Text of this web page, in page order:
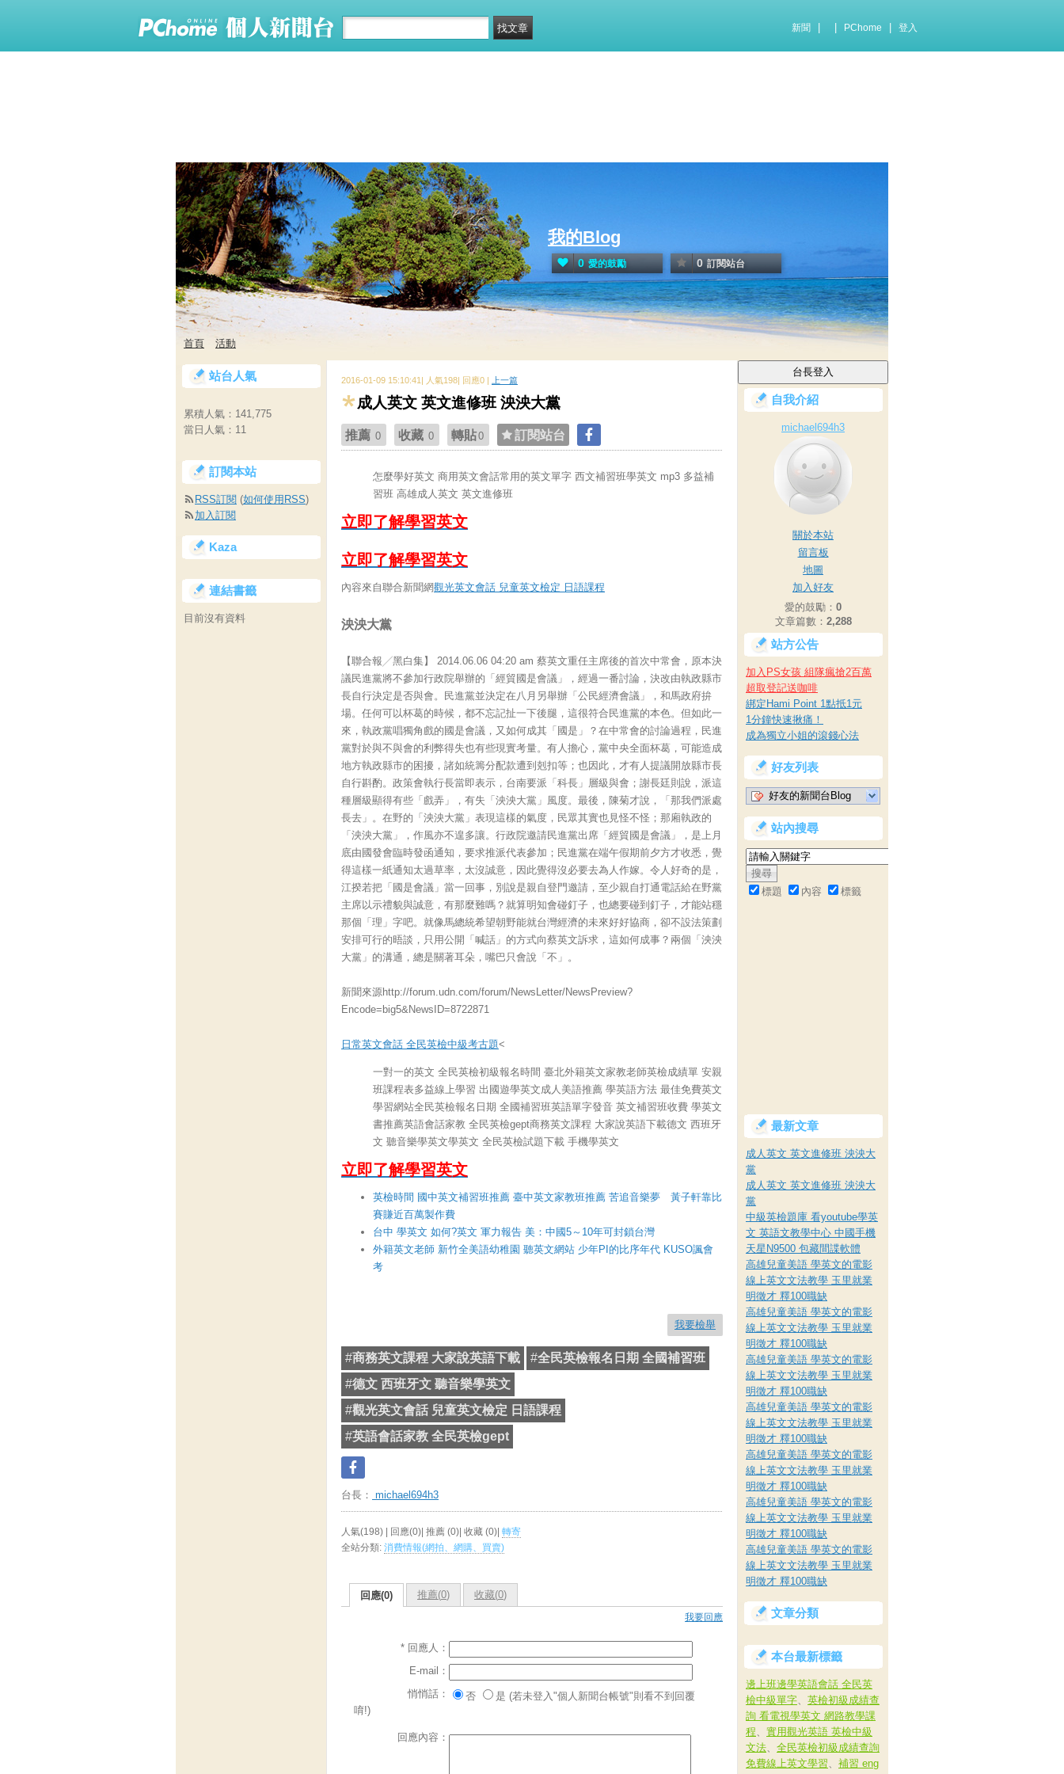
新聞 PChome 登入
我的Blog
0 愛的鼓勵 0 訂閱站台
首頁 活動
2016-01-09 15:10:41| 人氣198| 回應0 | 上一篇
成人英文 英文進修班 泱泱大黨
推薦 0 收藏 0 轉貼0 訂閱站台
怎麼學好英文 商用英文會話常用的英文單字 西文補習班學英文 mp3 多益補
習班 高雄成人英文 英文進修班
立即了解學習英文
立即了解學習英文
內容來自聯合新聞網觀光英文會話 兒童英文檢定 日語課程
泱泱大黨
【聯合報╱黑白集】 2014.06.06 04:20 am 蔡英文重任主席後的首次中常會，原本決
議民進黨將不參加行政院舉辦的「經貿國是會議」，經過一番討論，決改由執政縣市
長自行決定是否與會。民進黨並決定在八月另舉辦「公民經濟會議」，和馬政府拚
場。任何可以杯葛的時候，都不忘記扯一下後腿，這很符合民進黨的本色。但如此一
來，執政黨唱獨角戲的國是會議，又如何成其「國是」？在中常會的討論過程，民進
黨對於與不與會的利弊得失也有些現實考量。有人擔心，黨中央全面杯葛，可能造成
地方執政縣市的困擾，諸如統籌分配款遭到剋扣等；也因此，才有人提議開放縣市長
自行斟酌。政策會執行長當即表示，台南要派「科長」層級與會；謝長廷則說，派這
種層級顯得有些「戲弄」，有失「泱泱大黨」風度。最後，陳菊才說，「那我們派處
長去」。在野的「泱泱大黨」表現這樣的氣度，民眾其實也見怪不怪；那廂執政的
「泱泱大黨」，作風亦不遑多讓。行政院邀請民進黨出席「經貿國是會議」，是上月
底由國發會臨時發函通知，要求推派代表參加；民進黨在端午假期前夕方才收悉，覺
得這樣一紙通知太過草率，太沒誠意，因此覺得沒必要去為人作嫁。令人好奇的是，
江揆若把「國是會議」當一回事，別說是親自登門邀請，至少親自打通電話給在野黨
主席以示禮貌與誠意，有那麼難嗎？就算明知會碰釘子，也總要碰到釘子，才能站穩
那個「理」字吧。就像馬總統希望朝野能就台灣經濟的未來好好協商，卻不設法策劃
安排可行的晤談，只用公開「喊話」的方式向蔡英文訴求，這如何成事？兩個「泱泱
大黨」的溝通，總是關著耳朵，嘴巴只會說「不」。
新聞來源http://forum.udn.com/forum/NewsLetter/NewsPreview?
Encode=big5&NewsID=8722871
日常英文會話 全民英檢中級考古題<
一對一的英文 全民英檢初級報名時間 臺北外籍英文家教老師英檢成績單 安親
班課程表多益線上學習 出國遊學英文成人美語推薦 學英語方法 最佳免費英文
學習網站全民英檢報名日期 全國補習班英語單字發音 英文補習班收費 學英文
書推薦英語會話家教 全民英檢gept商務英文課程 大家說英語下載德文 西班牙
文 聽音樂學英文學英文 全民英檢試題下載 手機學英文
立即了解學習英文
英檢時間 國中英文補習班推薦 臺中英文家教班推薦 苦追音樂夢 黃子軒靠比
賽賺近百萬製作費
台中 學英文 如何?英文 軍力報告 美：中國5～10年可封鎖台灣
外籍英文老師 新竹全美語幼稚園 聽英文網站 少年PI的比序年代 KUSO諷會
考
我要檢舉
#商務英文課程 大家說英語下載 #全民英檢報名日期 全國補習班
#德文 西班牙文 聽音樂學英文
#觀光英文會話 兒童英文檢定 日語課程
#英語會話家教 全民英檢gept
台長： michael694h3
人氣(198) | 回應(0)| 推薦 (0)| 收藏 (0)| 轉寄
全站分類: 消費情報(網拍、網購、買賣)
回應(0) 推薦(0) 收藏(0)
我要回應
* 回應人：
E-mail：
悄悄話：
否
是 (若未登入"個人新聞台帳號"則看不到回覆
唷!)
回應內容：
自我介紹
michael694h3
關於本站
留言板
地圖
加入好友
愛的鼓勵： 0
文章篇數： 2,288
站方公告
加入PS女孩 組隊瘋搶2百萬
超取登記送咖啡
綁定Hami Point 1點抵1元
1分鐘快速揪痛！
成為獨立小姐的滾錢心法
好友列表
好友的新聞台Blog
站內搜尋
標題 內容 標籤
最新文章
成人英文 英文進修班 泱泱大
黨
成人英文 英文進修班 泱泱大
黨
中級英檢題庫 看youtube學英
文 英語文教學中心 中國手機
天星N9500 包藏間諜軟體
高雄兒童美語 學英文的電影
線上英文文法教學 玉里就業
明徵才 釋100職缺
高雄兒童美語 學英文的電影
線上英文文法教學 玉里就業
明徵才 釋100職缺
高雄兒童美語 學英文的電影
線上英文文法教學 玉里就業
明徵才 釋100職缺
高雄兒童美語 學英文的電影
線上英文文法教學 玉里就業
明徵才 釋100職缺
高雄兒童美語 學英文的電影
線上英文文法教學 玉里就業
明徵才 釋100職缺
高雄兒童美語 學英文的電影
線上英文文法教學 玉里就業
明徵才 釋100職缺
高雄兒童美語 學英文的電影
線上英文文法教學 玉里就業
明徵才 釋100職缺
文章分類
本台最新標籤
邊上班邊學英語會話 全民英
檢中級單字、 英檢初級成績查
詢 看電視學英文 網路教學課
程、 實用觀光英語 英檢中級
文法、 全民英檢初級成績查詢
免費線上英文學習、 補習 eng
站台人氣
累積人氣： 141,775
當日人氣： 11
訂閱本站
RSS訂閱 (如何使用RSS)
加入訂閱
Kaza
連結書籤
目前沒有資料